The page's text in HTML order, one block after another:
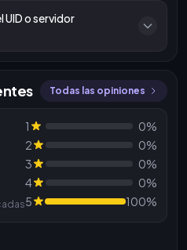
UID o servidor
Todas las opiniones
1
0%
2
0%
3
0%
4
0%
5
100%